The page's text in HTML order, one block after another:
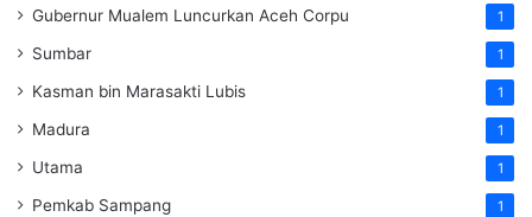
Gubernur Mualem Luncurkan Aceh Corpu 1
Sumbar 1
Kasman bin Marasakti Lubis 1
Madura 1
Utama 1
Pemkab Sampang 1